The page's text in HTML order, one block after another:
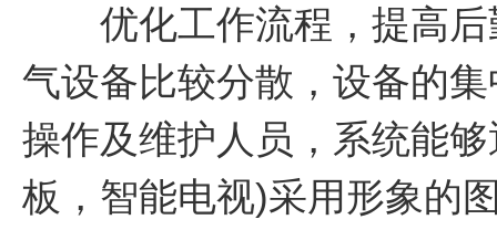
优化工作流程，提高后
气设备比较分散，设备的
操作及维护人员，系统能
板，智能电视)采用形象的